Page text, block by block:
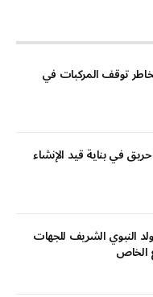
توقف المركبات في
في بناية قيد الإنشاء
النبوي الشريف للجهات
الخاص